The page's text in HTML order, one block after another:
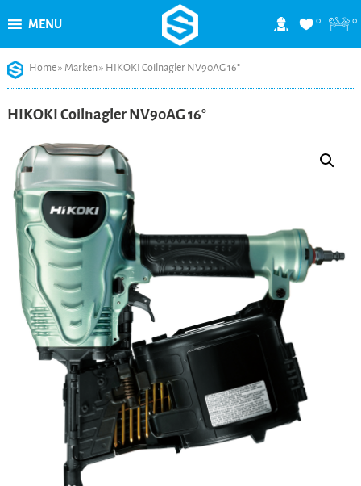
content
0 0
MENU
Home» Marken» HIKOKI Coilnagler NV90AG 16°
HIKOKI Coilnagler NV90AG 16°